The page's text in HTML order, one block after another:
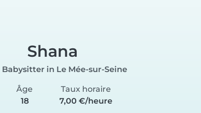
Shana
Babysitter in Le Mée-sur-Seine
Âge
18
Taux horaire
7,00 €/heure